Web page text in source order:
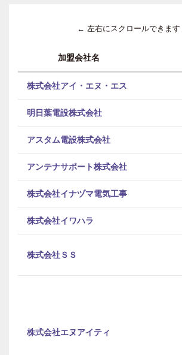
← 左右にスクロールできま
加盟会社名
株式会社アイ・エヌ・エス
明日葉電設株式会社
アスタム電設株式会社
アンテナサポート株式会社
株式会社イナヅマ電気工事
株式会社イワハラ
株式会社ＳＳ
株式会社エヌアイティ